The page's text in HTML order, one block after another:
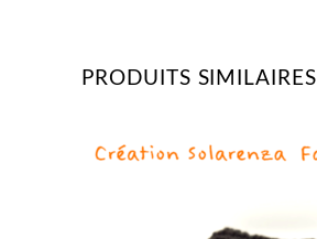
PRODUITS SIMILAIRES